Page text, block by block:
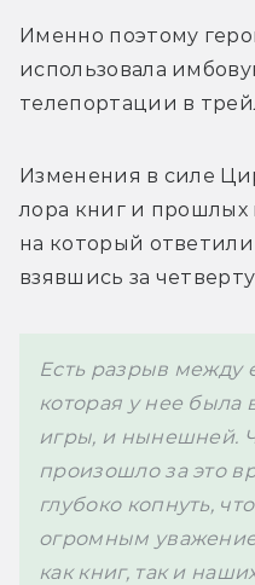
Именно поэтому
использовала
телепортации в
Изменения в силе
лора книг и прошлых
на который
взявшись за
Есть разрыв между
которая у нее
игры, и нынешней.
произошло за это
глубоко копнуть,
огромным
как книг, так и